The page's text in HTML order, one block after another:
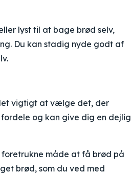
lyst til at bage brød selv,
Du kan stadig nyde godt af
vigtigt at vælge det, der
og kan give dig en dejlig
måde at få brød på
brød, som du ved med